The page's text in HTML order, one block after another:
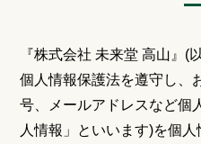
『株式会社 未来堂 高山』(
個人情報保護法を遵守し、
号、メールアドレスなど個
人情報」といいます)を個